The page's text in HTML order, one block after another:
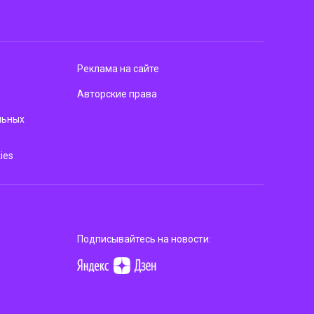
Реклама на сайте
Авторские права
Подписывайтесь на новости: